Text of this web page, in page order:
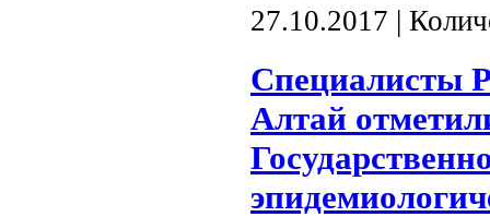
27.10.2017 |
Специалисты
Алтай